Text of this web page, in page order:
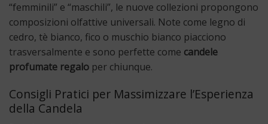
“femminili” e “maschili”, le nuove collezioni propongono
composizioni olfattive universali. Note come legno di
cedro, tè bianco, fico o muschio bianco piacciono
trasversalmente e sono perfette come candele
profumate regalo per chiunque.
Consigli Pratici per Massimizzare l’Esperienza
della Candela